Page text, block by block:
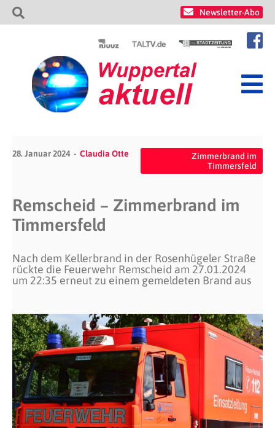
Newsletter-Abo
28. Januar 2024 Claudia Otte
Zimmerbrand im
Timmersfeld
Remscheid – Zimmerbrand im
Timmersfeld
Nach dem Kellerbrand in der Rosenhügeler Straße
rückte die Feuerwehr Remscheid am 27.01.2024
um 22:35 erneut zu einem gemeldeten Brand aus